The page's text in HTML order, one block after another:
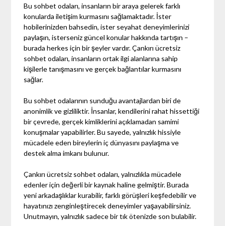
Bu sohbet odaları, insanların bir araya gelerek farklı
konularda iletişim kurmasını sağlamaktadır. İster
hobilerinizden bahsedin, ister seyahat deneyimlerinizi
paylaşın, isterseniz güncel konular hakkında tartışın –
burada herkes için bir şeyler vardır. Çankırı ücretsiz
sohbet odaları, insanların ortak ilgi alanlarına sahip
kişilerle tanışmasını ve gerçek bağlantılar kurmasını
sağlar.
Bu sohbet odalarının sunduğu avantajlardan biri de
anonimlik ve gizliliktir. İnsanlar, kendilerini rahat hissettiği
bir çevrede, gerçek kimliklerini açıklamadan samimi
konuşmalar yapabilirler. Bu sayede, yalnızlık hissiyle
mücadele eden bireylerin iç dünyasını paylaşma ve
destek alma imkanı bulunur.
Çankırı ücretsiz sohbet odaları, yalnızlıkla mücadele
edenler için değerli bir kaynak haline gelmiştir. Burada
yeni arkadaşlıklar kurabilir, farklı görüşleri keşfedebilir ve
hayatınızı zenginleştirecek deneyimler yaşayabilirsiniz.
Unutmayın, yalnızlık sadece bir tık ötenizde son bulabilir.